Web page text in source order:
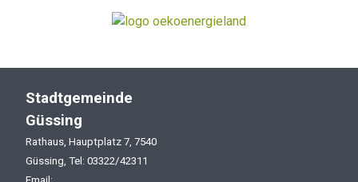
Stadtgemeinde
Güssing
Rathaus, Hauptplatz 7, 7540
Güssing, Tel: 03322/42311